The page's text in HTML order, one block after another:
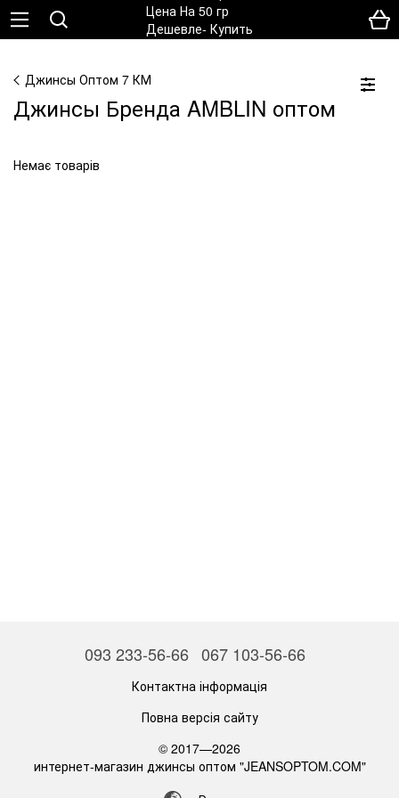
Джинсы Оптом 7 КМ
Джинсы Бренда AMBLIN оптом
Немає товарів
093 233-56-66 067 103-56-66
Контактна інформація
Повна версія сайту
© 2017—2026
интернет-магазин джинсы оптом "JEANSOPTOM.COM"